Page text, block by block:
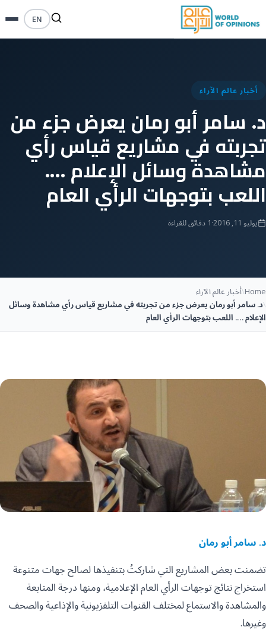
EN
أخبار عالم الآراء
د. سامر أبو رمان يعرض جزء من
تجربته في مشاريع قياس رأي
مشاهدة وسائل الإعلام ….
اللعب بتوجهات الرأي العام
يوليو 11, 2016 ·1 دقائق للقراءة
Home
\أخبار عالم الآراء
\د. سامر أبو رمان يعرض جزء من تجربته في مشاريع قياس رأي مشاهدة وسائل
الإعلام …. اللعب بتوجهات الرأي العام
د. سامر أبو رمان
تضمنت بعض المشاريع التي شاركتُ بتنفيذها لصالح جهات متنوعة
استخراج نتائج توجهات الرأي العام الإعلامية، ومنها درجة المتابعة
والمشاهدة والاستماع لمختلف القنوات التلفزيونية والإذاعية والصحف
وغيرها.